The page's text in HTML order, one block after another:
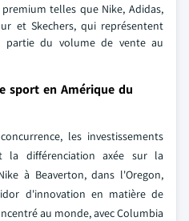
telles que Nike, Adidas,
et Skechers, qui représentent
partie du volume de vente au
sport en Amérique du
les investissements
la différenciation axée sur la
à Beaverton, dans l'Oregon,
d'innovation en matière de
au monde, avec Columbia